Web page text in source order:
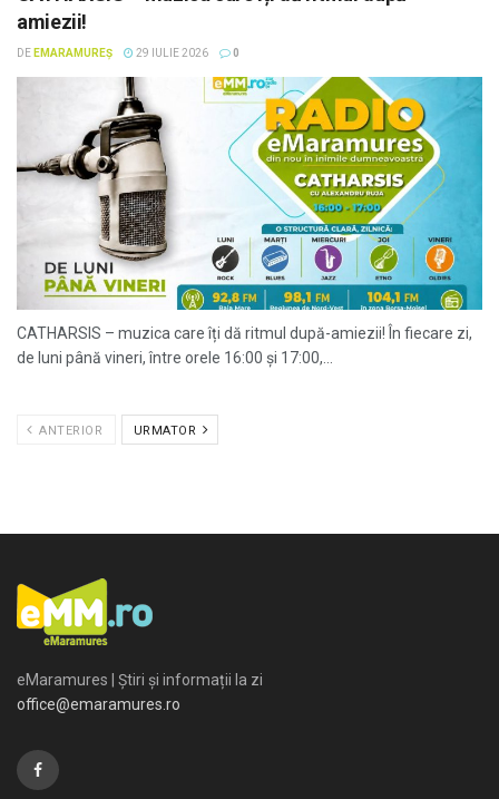
amiezii!
DE EMARAMUREȘ 29 IULIE 2026 0
CATHARSIS – muzica care îți dă ritmul după-amiezii! În fiecare zi,
de luni până vineri, între orele 16:00 și 17:00,...
ANTERIOR URMATOR
eMaramures | Știri și informații la zi
office@emaramures.ro